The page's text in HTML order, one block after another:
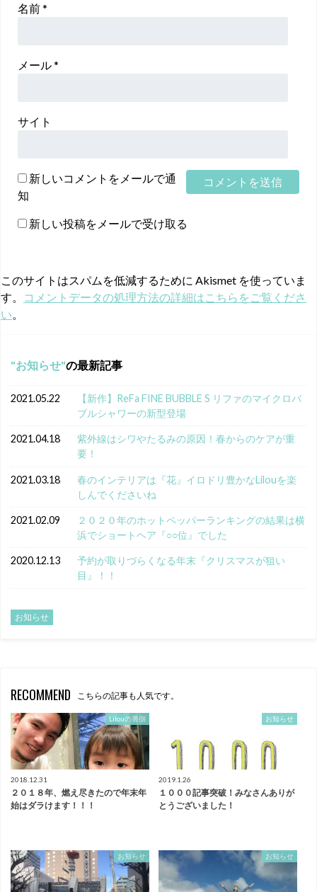
名前*
メール*
サイト
新しいコメントをメールで通
知
新しい投稿をメールで受け取る
このサイトはスパムを低減するために Akismet を使っていま
す。
コメントデータの処理方法の詳細はこちらをご覧くださ
い。
お知らせ の最新記事
2021.05.22
【新作】ReFa FINE BUBBLE S リファのマイクロバ
ブルシャワーの新型登場
2021.04.18
紫外線はシワやたるみの原因！春からのケアが重
要！
2021.03.18
春のインテリアは『花』イロドリ豊かなLilouを楽
しんでくださいね
2021.02.09
２０２０年のホットペッパーランキングの結果は横
浜でショートヘア『○○位』でした
2020.12.13
予約が取りづらくなる年末『クリスマスが狙い
目』！！
お知らせ
RECOMMEND こちらの記事も人気です。
Lilouの裏側
2018.12.31
２０１８年、燃え尽きたので年末年
始はダラけます！！！
お知らせ
2019.1.26
１０００記事突破！みなさんありが
とうございました！
お知らせ お知らせ